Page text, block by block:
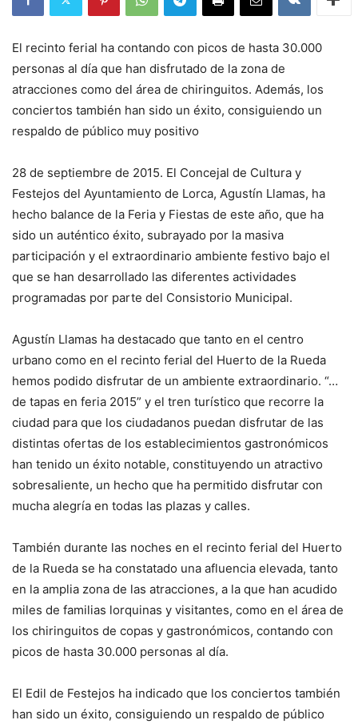
El recinto ferial ha contando con picos de hasta 30.000
personas al día que han disfrutado de la zona de
atracciones como del área de chiringuitos. Además, los
conciertos también han sido un éxito, consiguiendo un
respaldo de público muy positivo
28 de septiembre de 2015. El Concejal de Cultura y
Festejos del Ayuntamiento de Lorca, Agustín Llamas, ha
hecho balance de la Feria y Fiestas de este año, que ha
sido un auténtico éxito, subrayado por la masiva
participación y el extraordinario ambiente festivo bajo el
que se han desarrollado las diferentes actividades
programadas por parte del Consistorio Municipal.
Agustín Llamas ha destacado que tanto en el centro
urbano como en el recinto ferial del Huerto de la Rueda
hemos podido disfrutar de un ambiente extraordinario. “…
de tapas en feria 2015” y el tren turístico que recorre la
ciudad para que los ciudadanos puedan disfrutar de las
distintas ofertas de los establecimientos gastronómicos
han tenido un éxito notable, constituyendo un atractivo
sobresaliente, un hecho que ha permitido disfrutar con
mucha alegría en todas las plazas y calles.
También durante las noches en el recinto ferial del Huerto
de la Rueda se ha constatado una afluencia elevada, tanto
en la amplia zona de las atracciones, a la que han acudido
miles de familias lorquinas y visitantes, como en el área de
los chiringuitos de copas y gastronómicos, contando con
picos de hasta 30.000 personas al día.
El Edil de Festejos ha indicado que los conciertos también
han sido un éxito, consiguiendo un respaldo de público